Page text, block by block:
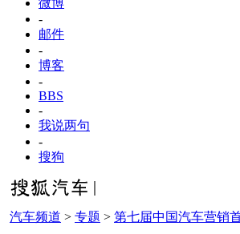
微博
-
邮件
-
博客
-
BBS
-
我说两句
-
搜狗
汽车频道 > 专题 > 第七届中国汽车营销